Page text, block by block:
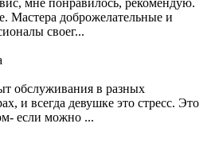
Мастера доброжелательные и
своег...
обслуживания в разных
и всегда девушке это стресс. Это
если можно ...